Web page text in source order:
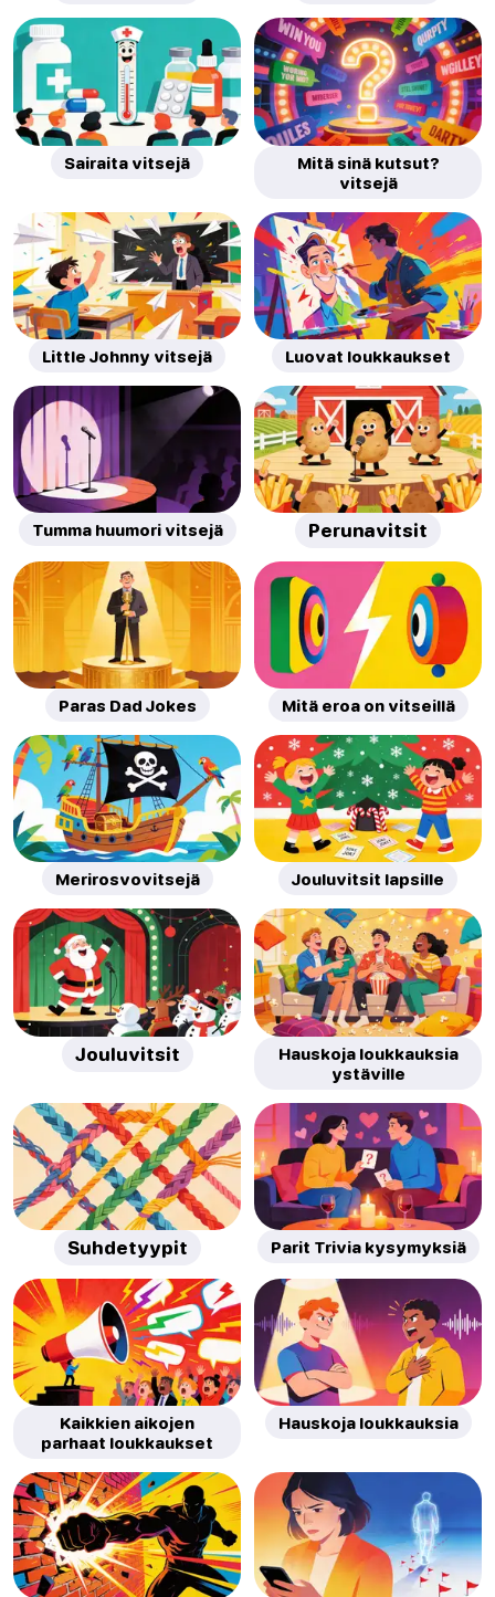
Sairaita vitsejä
Mitä sinä kutsut?
vitsejä
Little Johnny vitsejä Luovat loukkaukset
Tumma huumori vitsejä Perunavitsit
Paras Dad Jokes Mitä eroa on vitseillä
Merirosvovitsejä Jouluvitsit lapsille
Jouluvitsit
Hauskoja loukkauksia
ystäville
Suhdetyypit Parit Trivia kysymyksiä
Kaikkien aikojen
parhaat loukkaukset
Hauskoja loukkauksia